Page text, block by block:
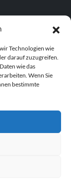
Technologien wie
darauf zuzugreifen.
wie das
Wenn Sie
bestimmte
reserved